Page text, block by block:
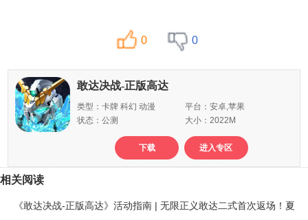
0 0
敢达决战-正版高达
类型：卡牌 科幻 动漫
平台：安卓,苹果
状态：公测
大小：2022M
下载 进入专区
相关阅读
《敢达决战-正版高达》活动指南 | 无限正义敢达二式首次返场！夏